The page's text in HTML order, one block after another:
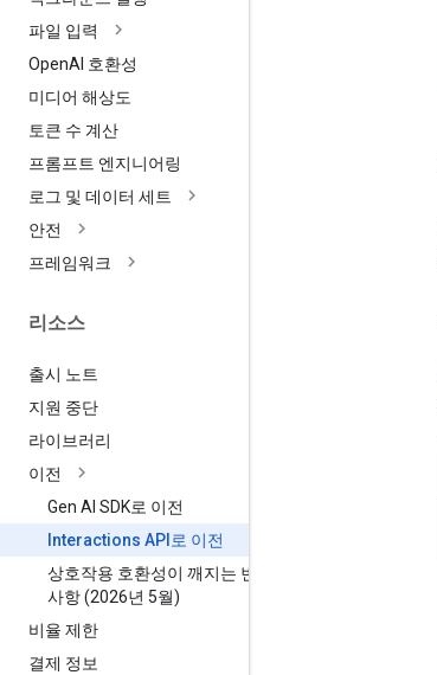
파일 입력
OpenAI 호환성
미디어 해상도
토큰 수 계산
프롬프트 엔지니어링
로그 및 데이터 세트
안전
프레임워크
리소스
출시 노트
지원 중단
라이브러리
이전
Gen AI SDK로 이전
Interactions API로 이전
상호작용 호환성이 깨지는 변경
사항 (2026년 5월)
비율 제한
결제 정보